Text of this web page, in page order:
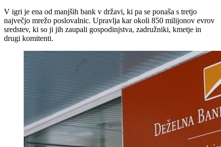
V igri je ena od manjših bank v državi, ki pa se ponaša s tretjo
največjo mrežo poslovalnic. Upravlja kar okoli 850 milijonov evrov
sredstev, ki so ji jih zaupali gospodinjstva, zadružniki, kmetje in
drugi komitenti.